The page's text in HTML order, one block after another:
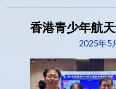
香港青少年航
2025年5